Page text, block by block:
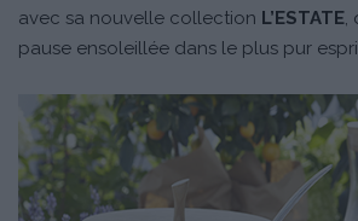
avec sa nouvelle collection L’ESTATE,
pause ensoleillée dans le plus pur